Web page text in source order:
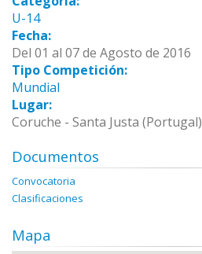
U-14
Fecha:
Del 01 al 07 de Agosto de 2016
Tipo Competición:
Mundial
Lugar:
Coruche - Santa Justa (Portugal)
Documentos
Convocatoria
Clasificaciones
Mapa